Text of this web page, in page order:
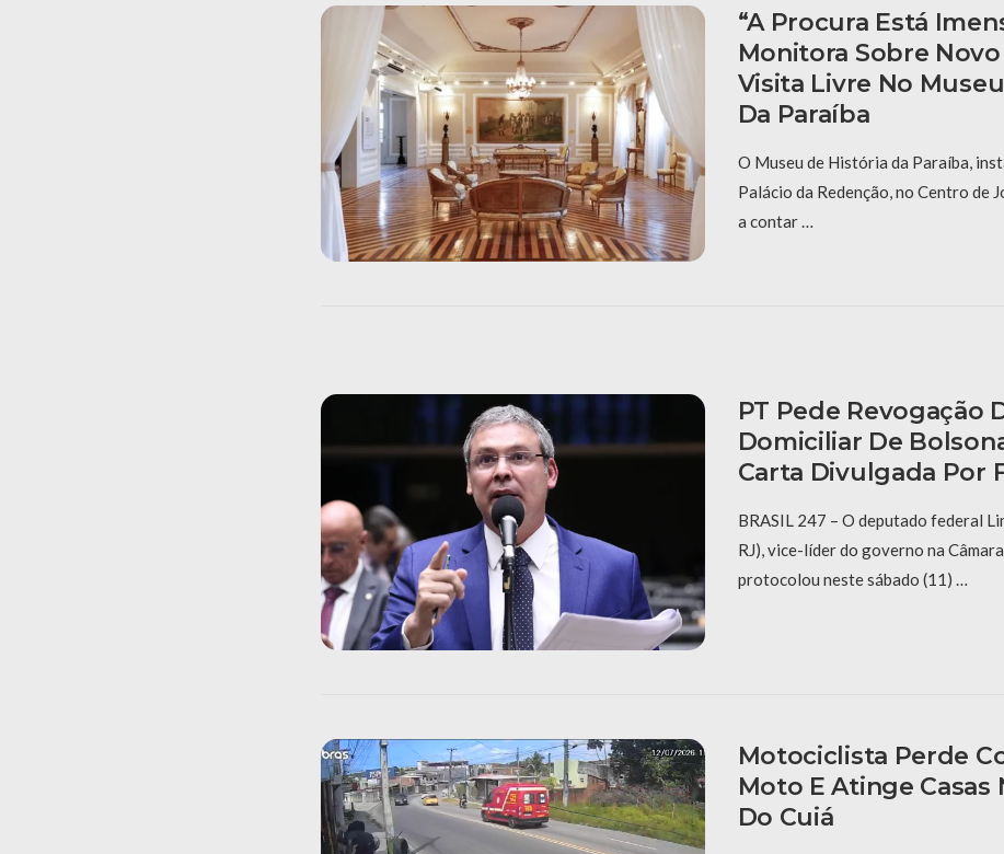
“A Procura Está
Monitora Sobre
Visita Livre No
Da Paraíba
O Museu de História da Paraíba,
Palácio da Redenção, no Centro de
a contar …
PT Pede Revogação
Domiciliar De
Carta Divulgada Por
BRASIL 247 – O deputado federal
RJ), vice-líder do governo na
protocolou neste sábado (11) …
Motociclista Perde
Moto E Atinge Casas
Do Cuiá